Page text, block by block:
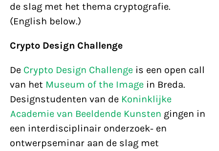
de slag met het thema cryptografie.
(English below.)
Crypto Design Challenge
De Crypto Design Challenge is een open call
van het Museum of the Image in Breda.
Designstudenten van de Koninklijke
Academie van Beeldende Kunsten gingen in
een interdisciplinair onderzoek- en
ontwerpseminar aan de slag met